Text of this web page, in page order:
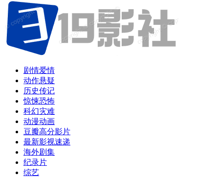
剧情爱情
动作悬疑
历史传记
惊悚恐怖
科幻灾难
动漫动画
豆瓣高分影片
最新影视速递
海外剧集
纪录片
综艺